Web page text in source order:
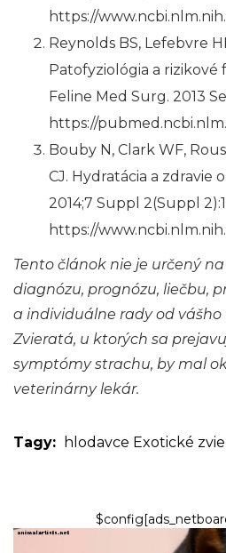
https://
Reynolds BS, Lefebvre
Patofyziológia a rizikové
Feline Med Surg. 2013
https://
Bouby N, Clark WF,
CJ. Hydratácia a zdravie
2014;7 Suppl 2(Suppl
https://
Tento článok nie je určený
diagnózu, prognózu, liečbu,
a individuálne rady od
Zvieratá, u ktorých sa
symptómy strachu, by mal
veterinárny lekár.
Tagy: hlodavce Exotické